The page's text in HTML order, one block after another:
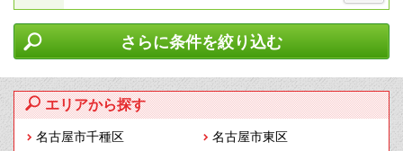
さらに条件を絞り込む
エリアから探す
名古屋市千種区
名古屋市東区